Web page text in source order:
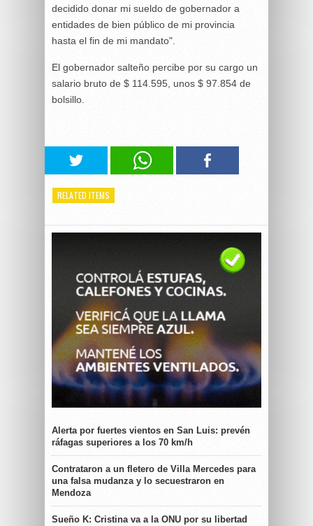
decidido donar mi sueldo de gobernador a
entidades de bien público de mi provincia
hasta el fin de mi mandato".
El gobernador salteño percibe por su cargo un
salario bruto de $ 114.595, unos $ 97.854 de
bolsillo.
RELATED ITEMS
Alerta por fuertes vientos en San Luis: prevén
ráfagas superiores a los 70 km/h
Contrataron a un fletero de Villa Mercedes para
una falsa mudanza y lo secuestraron en
Mendoza
Sueño K: Cristina va a la ONU por su libertad